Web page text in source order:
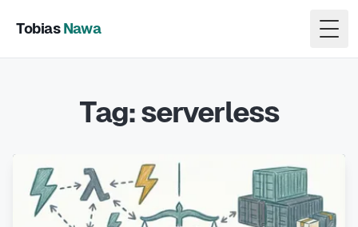
TobiasNawa
Tag: serverless